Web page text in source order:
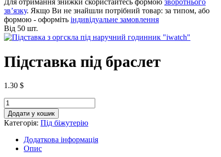
Для отримання знижки скористайтесь формою зворотнього
зв’язку. Якщо Ви не знайшли потрібний товар: за типом, або
формою - оформіть індивідуальне замовлення
Від 50 шт.
Підставка під браслет
1.30 $
Додати у кошик
Категорія: Під біжутерію
Додаткова інформація
Опис